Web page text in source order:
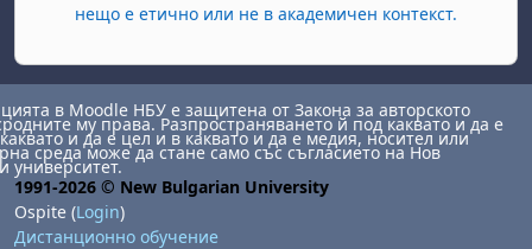
нещо е етично или не в академичен контекст.
в Moodle НБУ е защитена от Закона за авторското
му права. Разпространяването й под каквато и да е
и да е цел и в каквато и да е медия, носител или
среда може да стане само със съгласието на Нов
университет.
1991-2026 © New Bulgarian University
Ospite (Login)
Дистанционно обучение